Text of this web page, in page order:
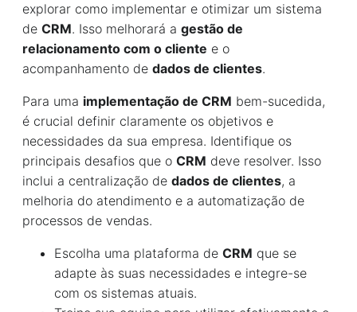
explorar como implementar e otimizar um sistema
de CRM. Isso melhorará a gestão de
relacionamento com o cliente e o
acompanhamento de dados de clientes.
Para uma implementação de CRM bem-sucedida,
é crucial definir claramente os objetivos e
necessidades da sua empresa. Identifique os
principais desafios que o CRM deve resolver. Isso
inclui a centralização de dados de clientes, a
melhoria do atendimento e a automatização de
processos de vendas.
Escolha uma plataforma de CRM que se
adapte às suas necessidades e integre-se
com os sistemas atuais.